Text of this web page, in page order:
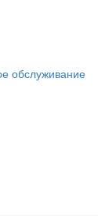
обслуживание